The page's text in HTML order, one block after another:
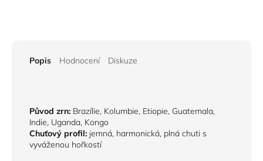
Popis Hodnocení Diskuze
Původ zrn: Brazílie, Kolumbie, Etiopie, Guatemala,
Indie, Uganda, Kongo
Chuťový profil: jemná, harmonická, plná chuti s
vyváženou hořkostí